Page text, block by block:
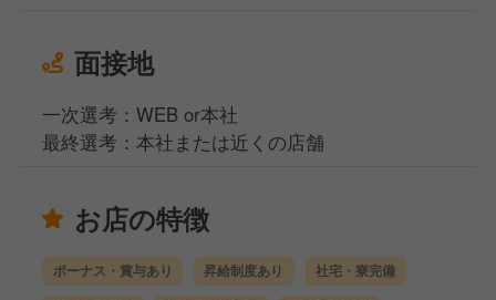
面接地
一次選考：WEB or本社
最終選考：本社または近くの店舗
お店の特徴
ボーナス・賞与あり 昇給制度あり 社宅・寮完備